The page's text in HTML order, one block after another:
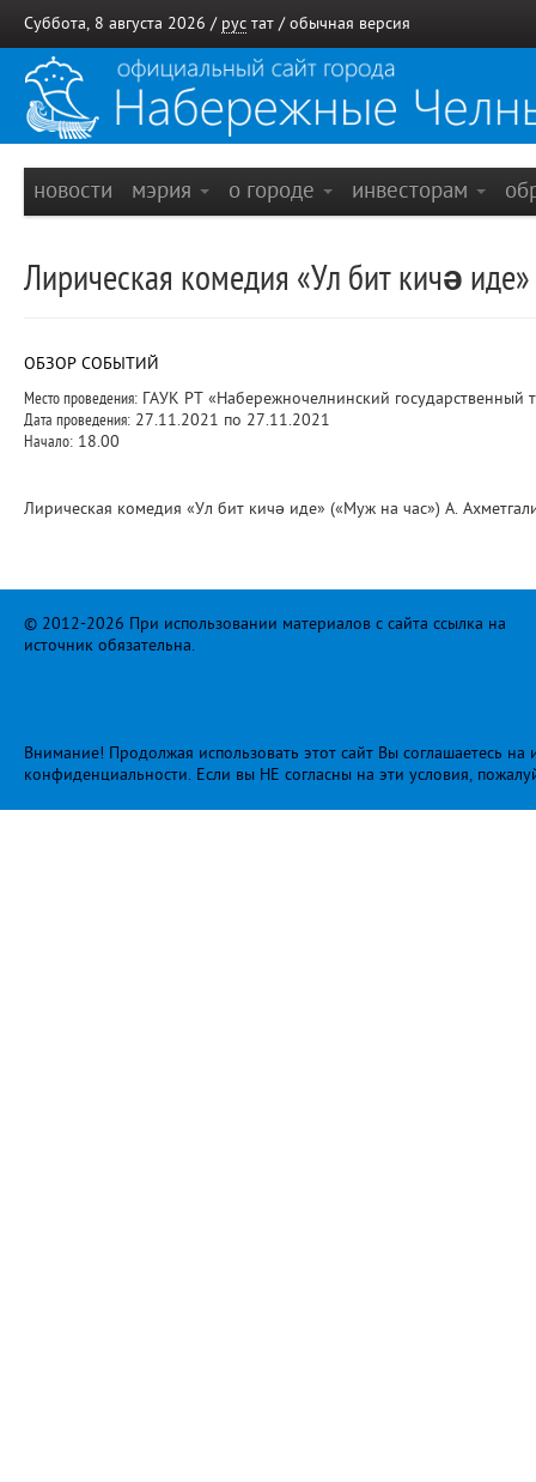
Суббота, 8 августа 2026 / рус тат / обычная версия
новости мэрия о городе инвесторам
Лирическая комедия «Ул бит кичә
ОБЗОР СОБЫТИЙ
Место проведения: ГАУК РТ «Набережночелнинский государственный
Дата проведения: 27.11.2021 по 27.11.2021
Начало: 18.00
Лирическая комедия «Ул бит кичә иде» («Муж на час») А.
© 2012-2026 При использовании материалов с сайта ссылка на
источник обязательна.
Внимание! Продолжая использовать этот сайт Вы соглашаетесь
конфиденциальности. Если вы НЕ согласны на эти условия,